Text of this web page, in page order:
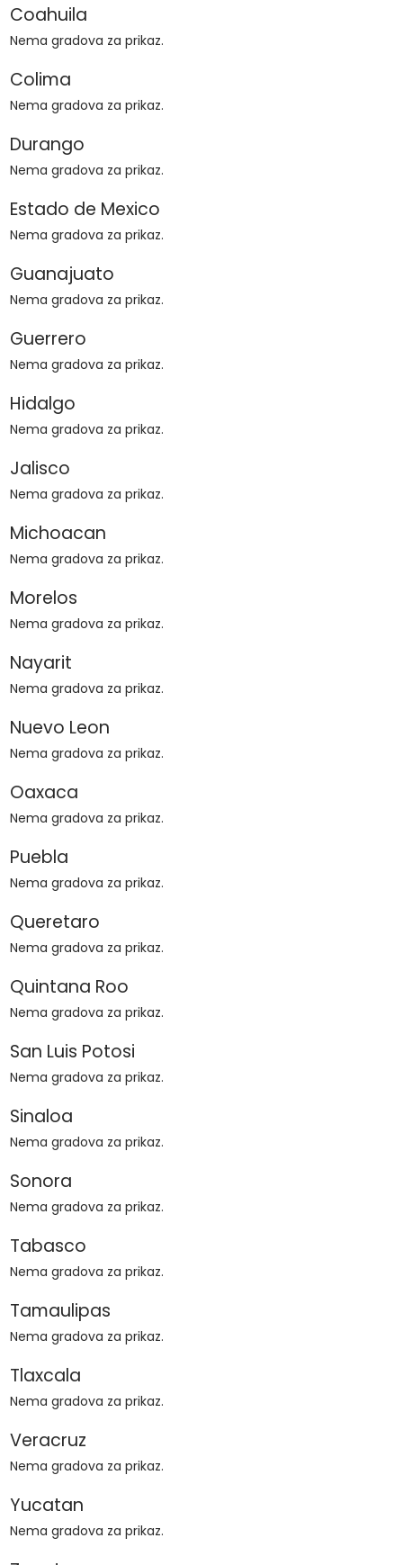
Coahuila
Nema gradova za prikaz.
Colima
Nema gradova za prikaz.
Durango
Nema gradova za prikaz.
Estado de Mexico
Nema gradova za prikaz.
Guanajuato
Nema gradova za prikaz.
Guerrero
Nema gradova za prikaz.
Hidalgo
Nema gradova za prikaz.
Jalisco
Nema gradova za prikaz.
Michoacan
Nema gradova za prikaz.
Morelos
Nema gradova za prikaz.
Nayarit
Nema gradova za prikaz.
Nuevo Leon
Nema gradova za prikaz.
Oaxaca
Nema gradova za prikaz.
Puebla
Nema gradova za prikaz.
Queretaro
Nema gradova za prikaz.
Quintana Roo
Nema gradova za prikaz.
San Luis Potosi
Nema gradova za prikaz.
Sinaloa
Nema gradova za prikaz.
Sonora
Nema gradova za prikaz.
Tabasco
Nema gradova za prikaz.
Tamaulipas
Nema gradova za prikaz.
Tlaxcala
Nema gradova za prikaz.
Veracruz
Nema gradova za prikaz.
Yucatan
Nema gradova za prikaz.